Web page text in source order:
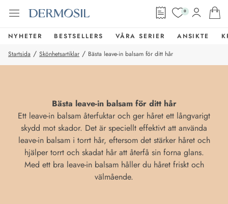
0
NYHETER BESTSELLERS VÅRA SERIER ANSIKTE
Startsida / Skönhetsartiklar / Bästa leave-in balsam för ditt hår
Bästa leave-in balsam för ditt hår
Ett leave-in balsam återfuktar och ger håret ett långvarigt
skydd mot skador. Det är speciellt effektivt att använda
leave-in balsam i torrt hår, eftersom det stärker håret och
hjälper torrt och skadat hår att återfå sin forna glans.
Med ett bra leave-in balsam håller du håret friskt och
välmående.